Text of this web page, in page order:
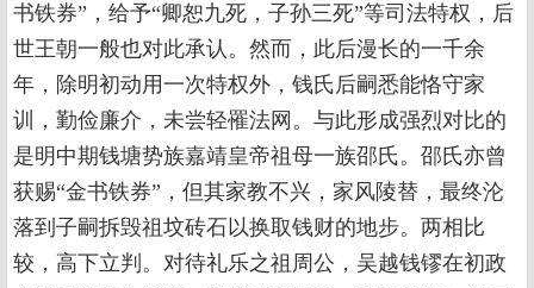
书铁券”，给予“卿恕九死，子孙三死”等司法特权，后
世王朝一般也对此承认。然而，此后漫长的一千余
年，除明初动用一次特权外，钱氏后嗣悉能恪守家
训，勤俭廉介，未尝轻罹法网。与此形成强烈对比的
是明中期钱塘势族嘉靖皇帝祖母一族邵氏。邵氏亦曾
获赐“金书铁券”，但其家教不兴，家风陵替，最终沦
落到子嗣拆毁祖坟砖石以换取钱财的地步。两相比
较，高下立判。对待礼乐之祖周公，吴越钱镠在初政